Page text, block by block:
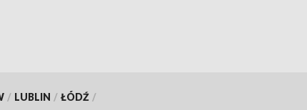
/ LUBLIN / ŁÓDŹ /